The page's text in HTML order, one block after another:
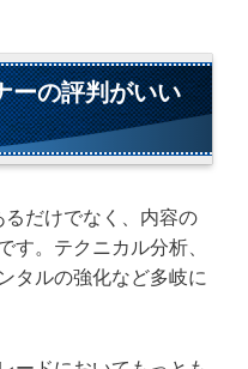
ーの評判がいい
だけでなく、内容の
す。テクニカル分析、
タルの強化など多岐に